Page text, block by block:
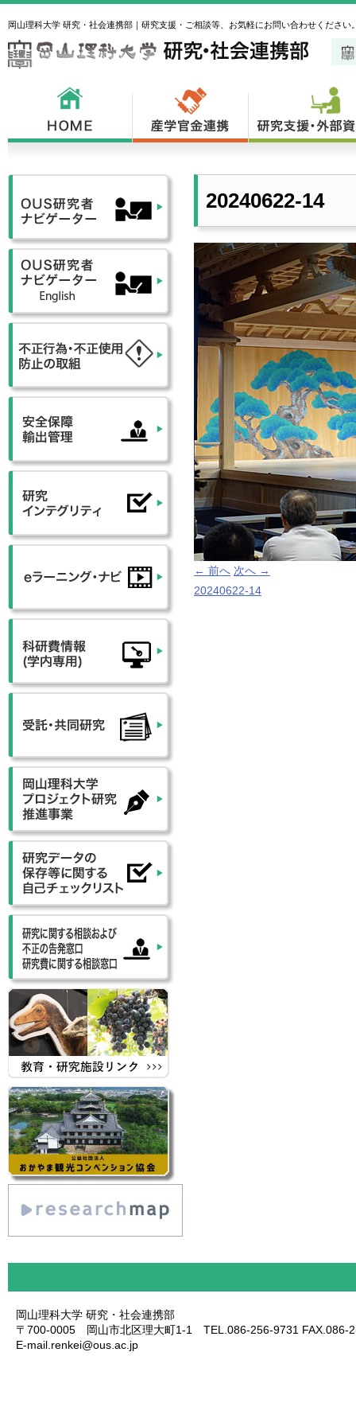
岡山理科大学 研究・社会連携部｜研究支援・ご相談等、お気軽にお問い合わせください
20240622-14
← 前へ 次へ →
20240622-14
岡山理科大学 研究・社会連携部
〒700-0005 岡山市北区理大町1-1 TEL.086-256-9731 FAX.086-
E-mail.renkei@ous.ac.jp